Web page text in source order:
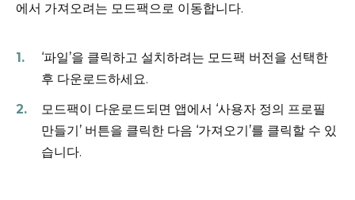
에서 가져오려는 모드팩으로 이동합니다.
‘파일’을 클릭하고 설치하려는 모드팩 버전을 선택한
후 다운로드하세요.
모드팩이 다운로드되면 앱에서 ‘사용자 정의 프로필
만들기’ 버튼을 클릭한 다음 ‘가져오기’를 클릭할 수 있
습니다.